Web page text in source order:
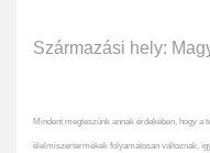
Származási hely:
Mindent megteszünk annak érdekében, hogy
élelmiszertermékek folyamatosan változnak,